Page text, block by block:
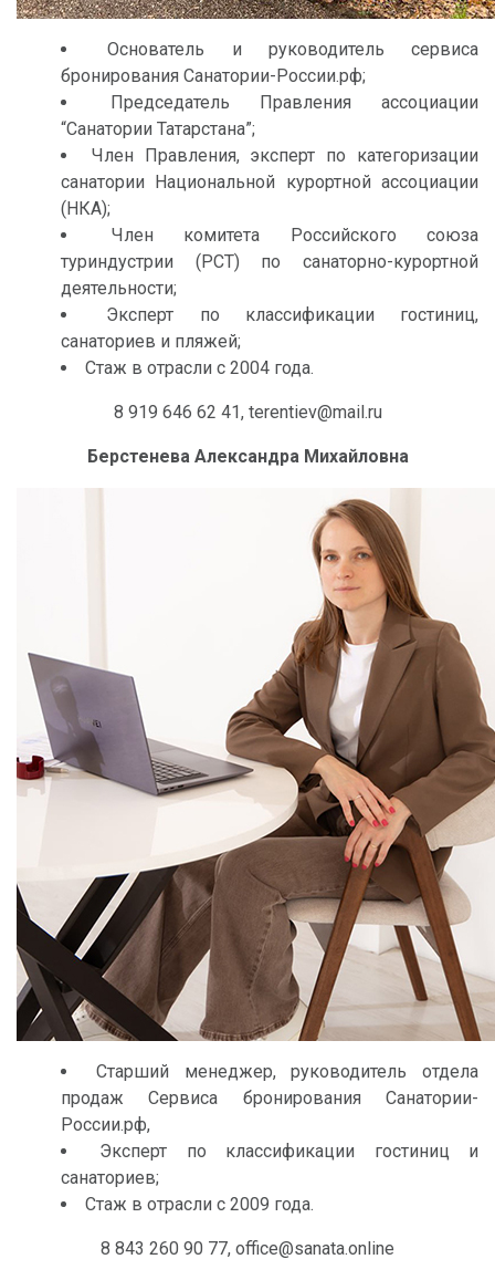
Основатель и руководитель сервиса
бронирования Санатории-России.рф;
Председатель Правления ассоциации
“Санатории Татарстана”;
Член Правления, эксперт по категоризации
санатории Национальной курортной ассоциации
(НКА);
Член комитета Российского союза
туриндустрии (РСТ) по санаторно-курортной
деятельности;
Эксперт по классификации гостиниц,
санаториев и пляжей;
Стаж в отрасли с 2004 года.
8 919 646 62 41, terentiev@mail.ru
Берстенева Александра Михайловна
Старший менеджер, руководитель отдела
продаж Сервиса бронирования Санатории-
России.рф,
Эксперт по классификации гостиниц и
санаториев;
Стаж в отрасли с 2009 года.
8 843 260 90 77, office@sanata.online